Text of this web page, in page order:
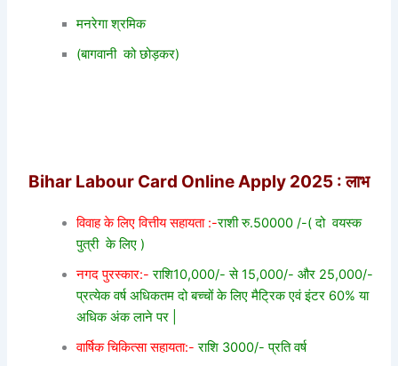
मनरेगा श्रमिक
(बागवानी को छोड़कर)
Bihar Labour Card Online Apply 2025 : लाभ
विवाह के लिए वित्तीय सहायता :-राशी रु.50000 /-( दो वयस्क
पुत्री के लिए )
नगद पुरस्कार:- राशि10,000/- से 15,000/- और 25,000/-
प्रत्येक वर्ष अधिकतम दो बच्चों के लिए मैट्रिक एवं इंटर 60% या
अधिक अंक लाने पर |
वार्षिक चिकित्सा सहायता:- राशि 3000/- प्रति वर्ष